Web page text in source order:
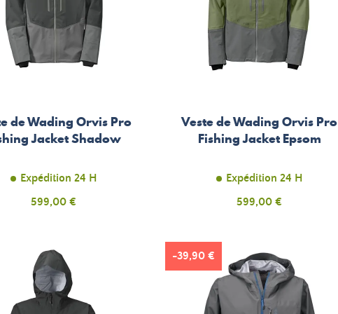
de Wading Orvis Pro
Jacket Shadow
Expédition 24 H
Prix
599,00 €
Veste de Wading Orvis Pro
Fishing Jacket Epsom
Expédition 24 H
Prix
599,00 €
-39,90 €